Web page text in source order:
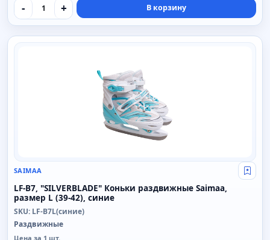
- + В корзину
SAIMAA
SAIMAA Свой
LF-B7, "SILVERBLADE" Коньки раздвижные Saimaa,
размер L (39-42), синие
SKU: LF-B7L(синие)
Раздвижные
Цена за 1 шт.